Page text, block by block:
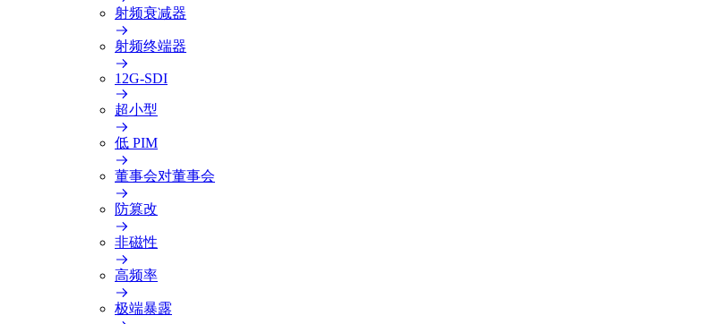
射频衰减器
射频终端器
12G-SDI
超小型
低 PIM
董事会对董事会
防篡改
非磁性
高频率
极端暴露